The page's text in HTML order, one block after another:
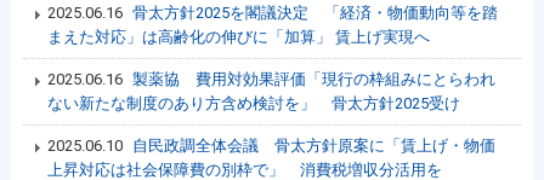
2025.06.16 骨太方針2025を閣議決定 「経済・物価動向等を踏
まえた対応」は高齢化の伸びに「加算」 賃上げ実現へ
2025.06.16 製薬協 費用対効果評価「現行の枠組みにとらわれ
ない新たな制度のあり方含め検討を」 骨太方針2025受け
2025.06.10
自民政調全体会議 骨太方針原案に「賃上げ・物価
上昇対応は社会保障費の別枠で」 消費税増収分活用を